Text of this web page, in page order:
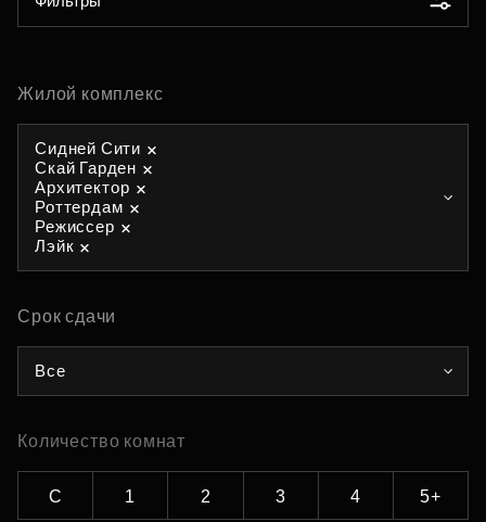
Жилой комплекс
Сидней Сити
Скай Гарден
Архитектор
Роттердам
Режиссер
Лэйк
Срок сдачи
Все
Количество комнат
С 1 2 3 4 5+